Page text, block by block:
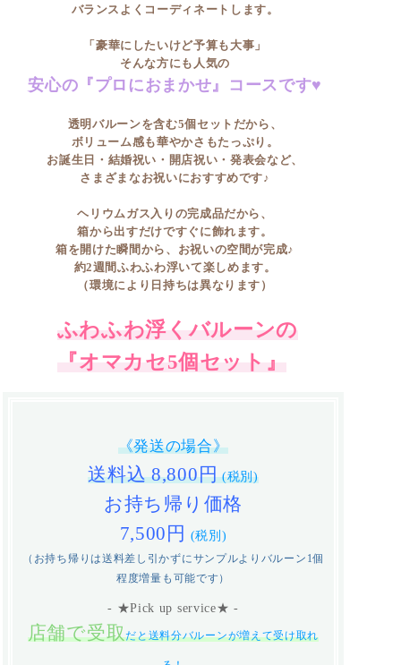
バランスよくコーディネートします。
「豪華にしたいけど予算も大事」
そんな方にも人気の
安心の『プロにおまかせ』コースです♥
透明バルーンを含む5個セットだから、
ボリューム感も華やかさもたっぷり。
お誕生日・結婚祝い・開店祝い・発表会など、
さまざまなお祝いにおすすめです♪
ヘリウムガス入りの完成品だから、
箱から出すだけですぐに飾れます。
箱を開けた瞬間から、お祝いの空間が完成♪
約2週間ふわふわ浮いて楽しめます。
（環境により日持ちは異なります）
ふわふわ浮くバルーンの
『オマカセ5個セット』
《発送の場合》
送料込 8,800円(税別)
お持ち帰り価格
7,500円
(税別)
（お持ち帰りは送料差し引かずにサンプルよりバルーン1個
程度増量も可能です）
- ★Pick up service★ -
店舗で受取だと送料分バルーンが増えて受け取れ